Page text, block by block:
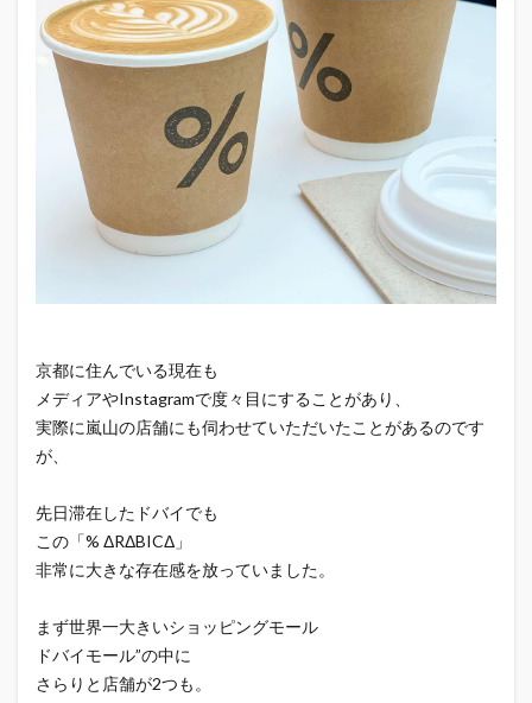
京都に住んでいる現在も
メディアやInstagramで度々目にすることがあり、
実際に嵐山の店舗にも伺わせていただいたことがあるのです
が、
先日滞在したドバイでも
この「% ΔRΔBICΔ」
非常に大きな存在感を放っていました。
まず世界一大きいショッピングモール
ドバイモール”の中に
さらりと店舗が2つも。